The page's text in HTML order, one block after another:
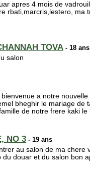
apres 4 mois de
rbati,marcris,lestero, ma
TOVA - 18 ans
salon
a notre
bheghir le mariage
de notre frere kaki
NO 3 - 19 ans
au salon de ma
douar et du salon bon